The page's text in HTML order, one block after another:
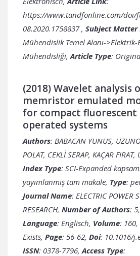
https://www.tandfonline.com/doi/
08.2020.1758837, Subject Matter
Mühendislik Temel Alanı-
Mühendisliği, Article Type:
(2018) Wavelet analysis
memristor emulated
for compact fluorescent
operated systems
Authors: BABACAN YUNUS,
POLAT, CEKLİ SERAP, KAÇAR
Index Type: SCI-Expanded
yayımlanmış tam makale, Type:
Journal Name: ELECTRIC POWER
RESEARCH, Number of Authors: 5,
Language: Englisch, Volume: 160,
Exists, Page: 56-62, Doi: 10.1016/
ISSN: 0378-7796, Access Type: